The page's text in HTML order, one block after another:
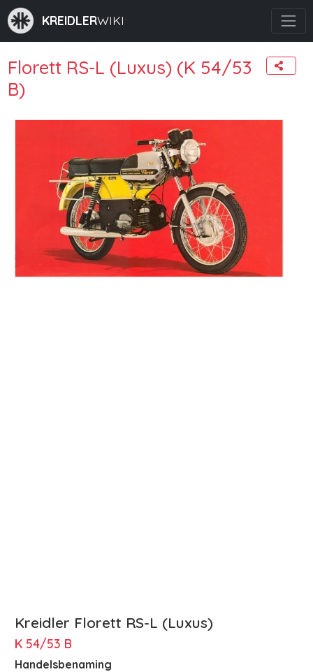
KREIDLERWIKI
Florett RS-L (Luxus) (K 54/53
B)
Kreidler Florett RS-L (Luxus)
K 54/53 B
Handelsbenaming